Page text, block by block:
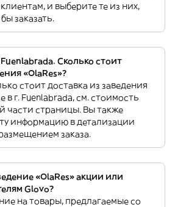
и выберите те из них,
заказать.
Сколько стоит
«OlaRes»?
стоит доставка из заведения
в г. Fuenlabrada, см. стоимость
части страницы. Вы также
информацию в детализации
заказа.
«OlaRes» акции или
Glovo?
на товары, предлагаемые со